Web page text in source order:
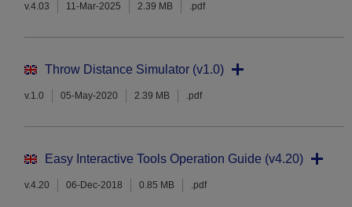
v.4.03 11-Mar-2025 2.39 MB .pdf
Throw Distance Simulator (v1.0)
v.1.0 05-May-2020 2.39 MB .pdf
Easy Interactive Tools Operation Guide (v4.20)
v.4.20 06-Dec-2018 0.85 MB .pdf